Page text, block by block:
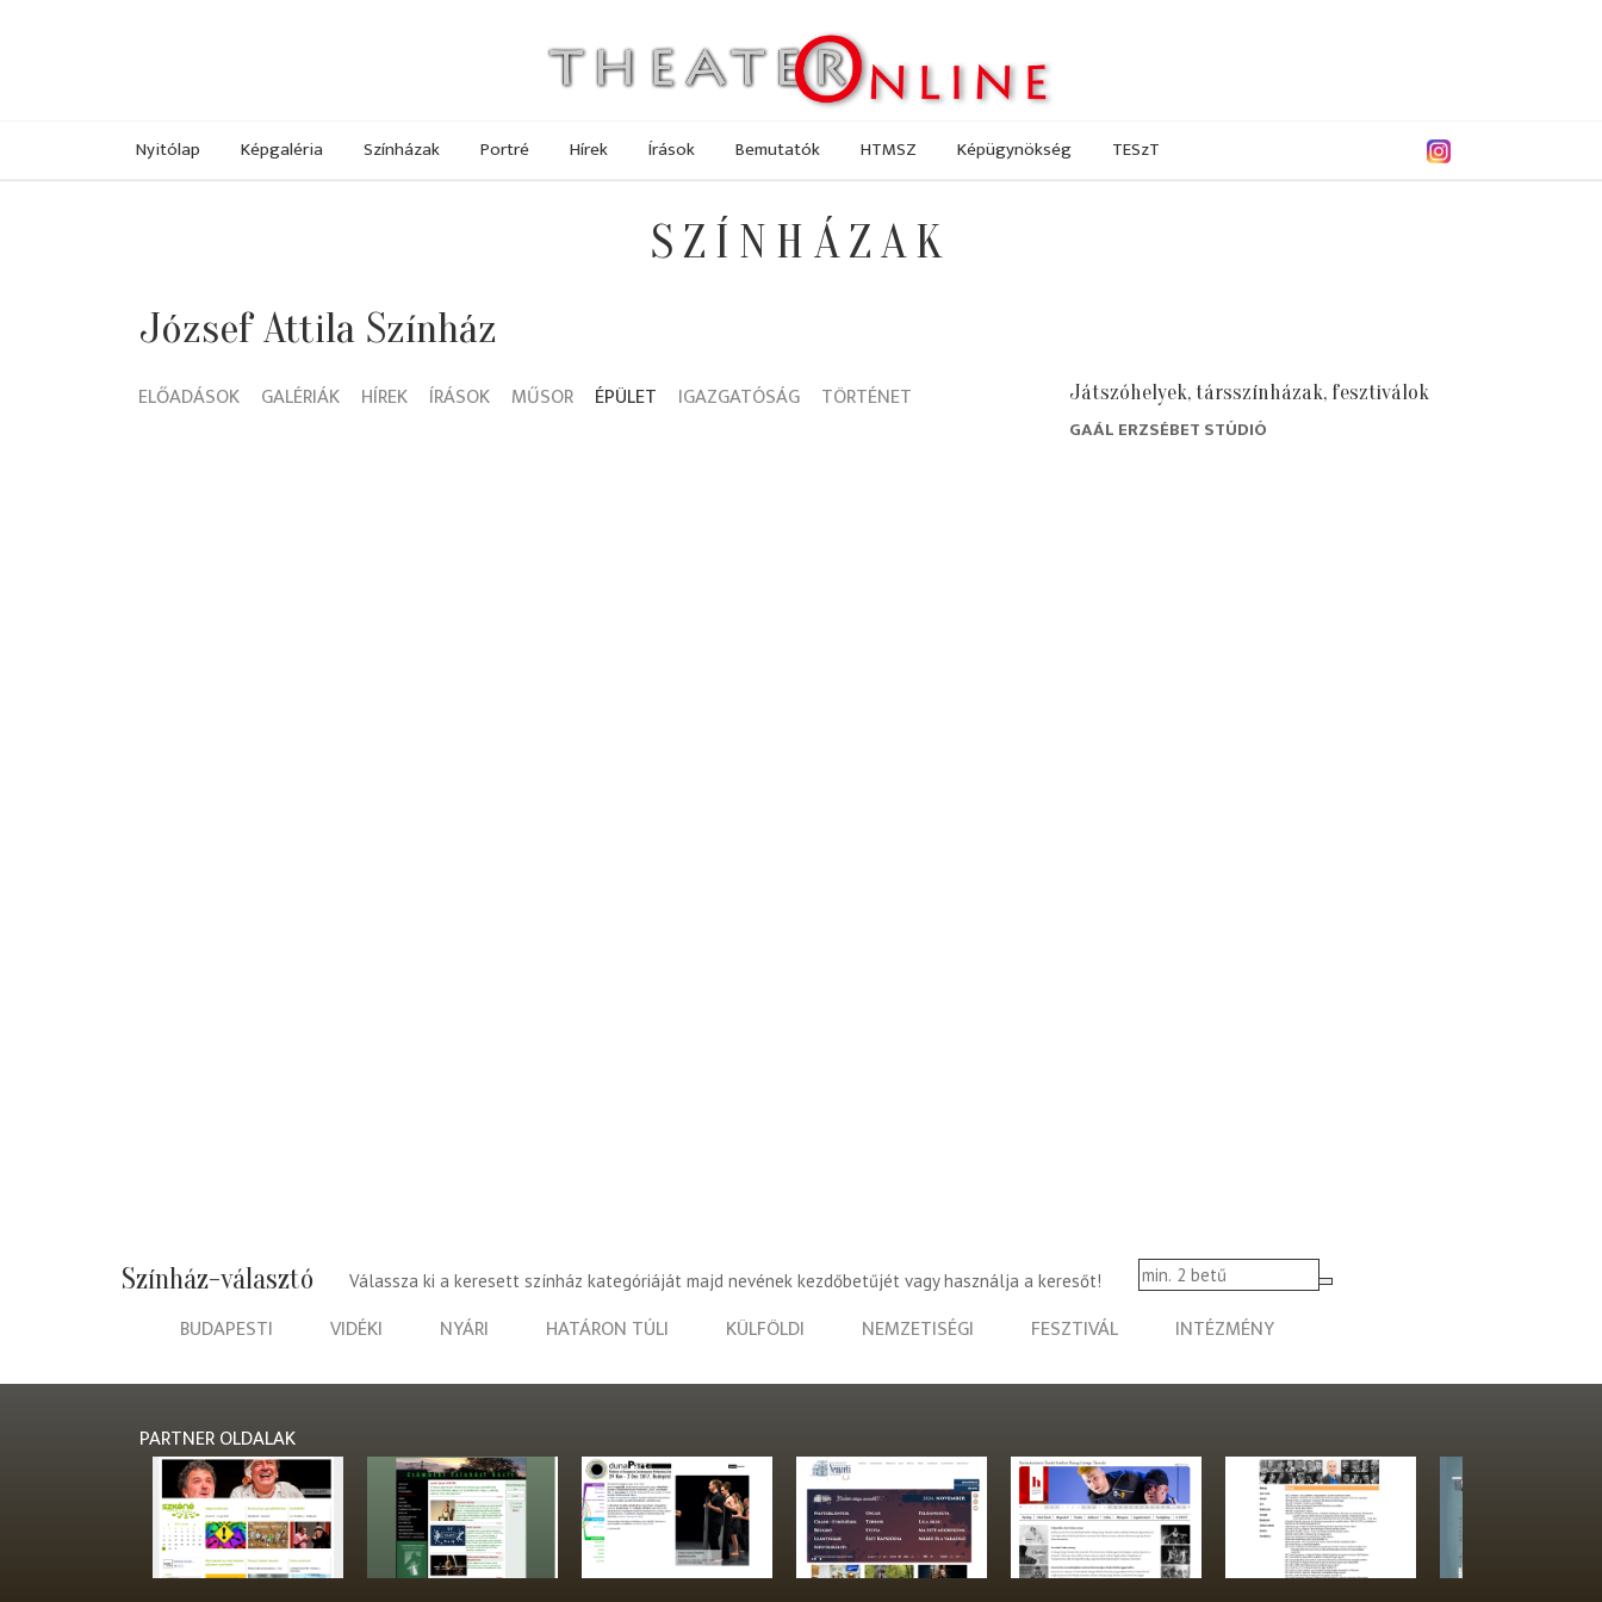
Nyitólap Képgaléria Színházak Portré Hírek Írások Bemutatók HTMSZ Képügynökség TESzT
SZÍNHÁZAK
József Attila Színház
ELŐADÁSOK GALÉRIÁK HÍREK ÍRÁSOK MŰSOR ÉPÜLET IGAZGATÓSÁG TÖRTÉNET Játszóhelyek, társszínházak, fesztiválok
GAÁL ERZSÉBET STÚDIÓ
Színház-választó Válassza ki a keresett színház kategóriáját majd nevének kezdőbetűjét vagy használja a keresőt!
BUDAPESTI VIDÉKI NYÁRI HATÁRON TÚLI KÜLFÖLDI NEMZETISÉGI FESZTIVÁL INTÉZMÉNY
PARTNER OLDALAK